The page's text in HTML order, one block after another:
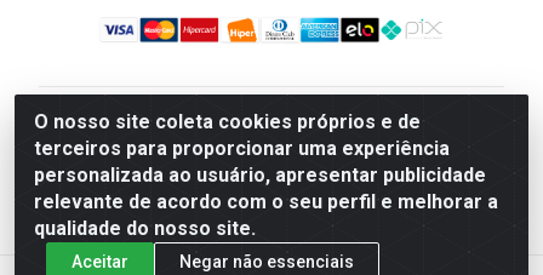
O nosso site coleta cookies próprios e de
terceiros para proporcionar uma experiência
personalizada ao usuário, apresentar publicidade
relevante de acordo com o seu perfil e melhorar a
qualidade do nosso site.
Aceitar Negar não essenciais
Atacadao da Limpeza F. Pereira Queiroz Comercio e
Distribuicao LTDA - Quadra Qi 10 Lotes 39 e, 41 - Setor
Industrial (Taguatinga), Brasília/DF - CEP 72.135-100 -
CNPJ 13.184.675/0001-80